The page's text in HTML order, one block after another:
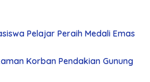
Pelajar Peraih Medali Emas
Korban Pendakian Gunung